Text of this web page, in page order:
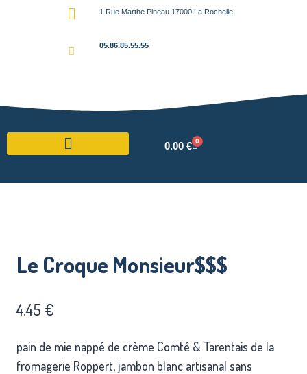
1 Rue Marthe Pineau 17000 La Rochelle
05.86.85.55.55
0.00 € 0
Le Croque Monsieur$$$
4.45 €
pain de mie nappé de crème Comté & Tarentais de la
fromagerie Roppert, jambon blanc artisanal sans